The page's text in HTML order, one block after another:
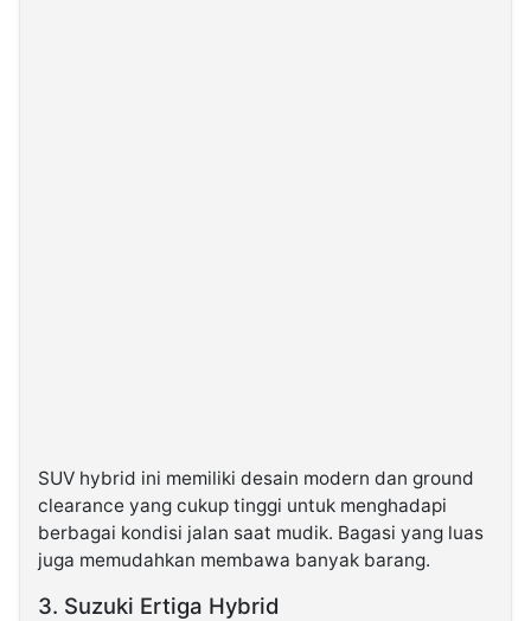
SUV hybrid ini memiliki desain modern dan ground
clearance yang cukup tinggi untuk menghadapi
berbagai kondisi jalan saat mudik. Bagasi yang luas
juga memudahkan membawa banyak barang.
3. Suzuki Ertiga Hybrid